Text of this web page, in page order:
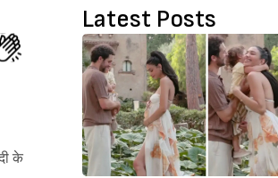
के
Latest Posts